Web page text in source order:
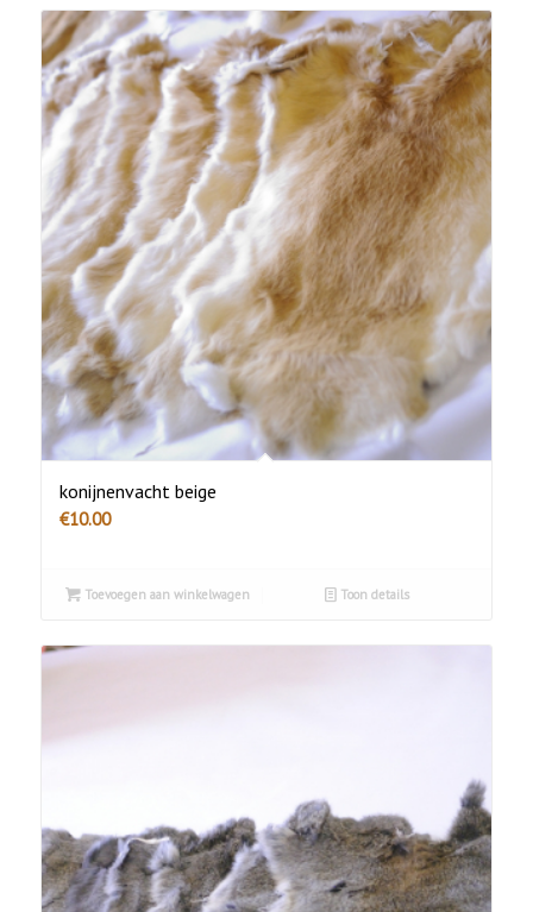
konijnenvacht beige
€10.00
Toevoegen aan winkelwagen Toon details